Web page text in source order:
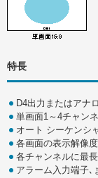
特長
D4出力またはアナ
単画面1～4チャン
オート シーケンシ
各画面の表示解像
各チャンネルに最
アラーム入力端子､